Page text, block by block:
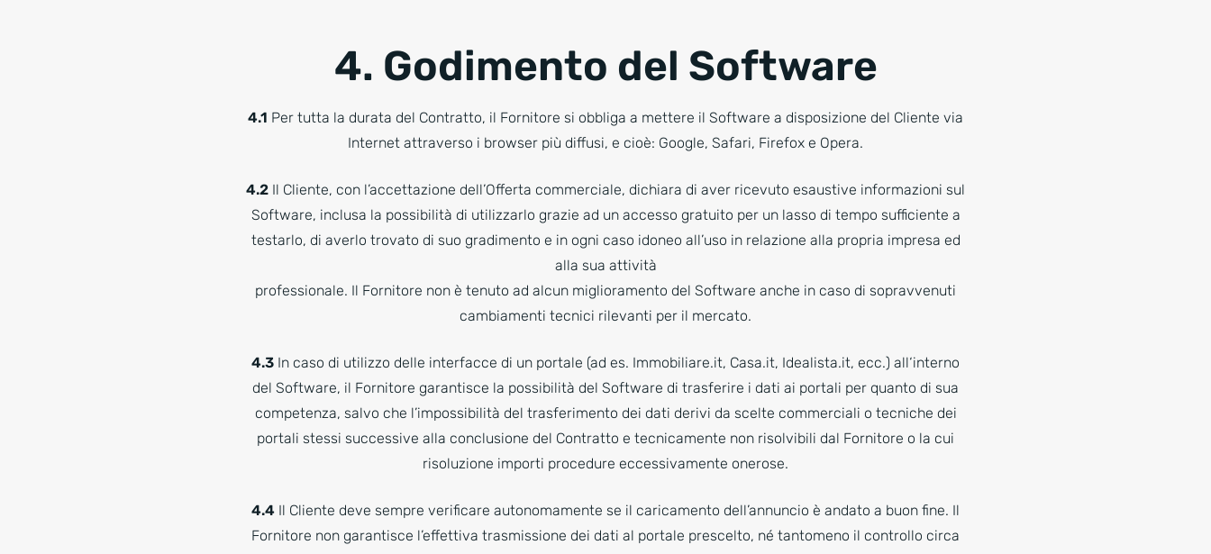
4. Godimento del Software
4.1 Per tutta la durata del Contratto, il Fornitore si obbliga a mettere il Software a disposizione del Cliente via
Internet attraverso i browser più diffusi, e cioè: Google, Safari, Firefox e Opera.
4.2 Il Cliente, con l’accettazione dell’Offerta commerciale, dichiara di aver ricevuto esaustive informazioni sul
Software, inclusa la possibilità di utilizzarlo grazie ad un accesso gratuito per un lasso di tempo sufficiente a
testarlo, di averlo trovato di suo gradimento e in ogni caso idoneo all’uso in relazione alla propria impresa ed
alla sua attività
professionale. Il Fornitore non è tenuto ad alcun miglioramento del Software anche in caso di sopravvenuti
cambiamenti tecnici rilevanti per il mercato.
4.3 In caso di utilizzo delle interfacce di un portale (ad es. Immobiliare.it, Casa.it, Idealista.it, ecc.) all‘interno
del Software, il Fornitore garantisce la possibilità del Software di trasferire i dati ai portali per quanto di sua
competenza, salvo che l’impossibilità del trasferimento dei dati derivi da scelte commerciali o tecniche dei
portali stessi successive alla conclusione del Contratto e tecnicamente non risolvibili dal Fornitore o la cui
risoluzione importi procedure eccessivamente onerose.
4.4 Il Cliente deve sempre verificare autonomamente se il caricamento dell’annuncio è andato a buon fine. Il
Fornitore non garantisce l’effettiva trasmissione dei dati al portale prescelto, né tantomeno il controllo circa